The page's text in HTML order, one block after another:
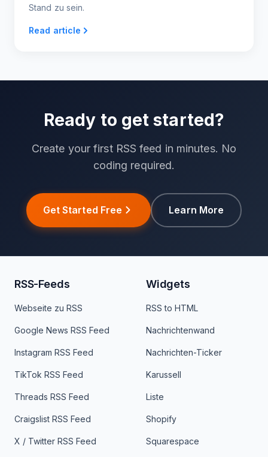
Stand zu sein.
Read article
Ready to get started?
Create your first RSS feed in minutes. No
coding required.
Get Started Free Learn More
RSS-Feeds
Webseite zu RSS
Google News RSS Feed
Instagram RSS Feed
TikTok RSS Feed
Threads RSS Feed
Craigslist RSS Feed
X / Twitter RSS Feed
Widgets
RSS to HTML
Nachrichtenwand
Nachrichten-Ticker
Karussell
Liste
Shopify
Squarespace